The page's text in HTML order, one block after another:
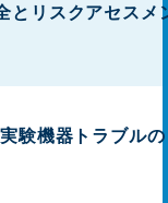
とリスクアセスメ
験機器トラブルの